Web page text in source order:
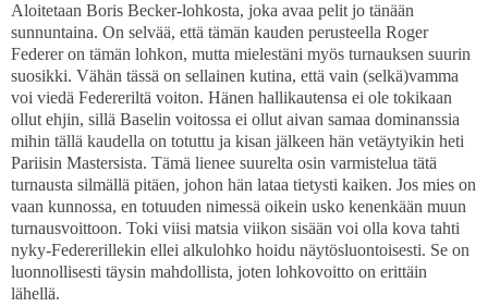
Aloitetaan Boris Becker-lohkosta, joka avaa pelit jo tänään
sunnuntaina. On selvää, että tämän kauden perusteella Roger
Federer on tämän lohkon, mutta mielestäni myös turnauksen suurin
suosikki. Vähän tässä on sellainen kutina, että vain (selkä)vamma
voi viedä Federeriltä voiton. Hänen hallikautensa ei ole tokikaan
ollut ehjin, sillä Baselin voitossa ei ollut aivan samaa dominanssia
mihin tällä kaudella on totuttu ja kisan jälkeen hän vetäytyikin heti
Pariisin Mastersista. Tämä lienee suurelta osin varmistelua tätä
turnausta silmällä pitäen, johon hän lataa tietysti kaiken. Jos mies on
vaan kunnossa, en totuuden nimessä oikein usko kenenkään muun
turnausvoittoon. Toki viisi matsia viikon sisään voi olla kova tahti
nyky-Federerillekin ellei alkulohko hoidu näytösluontoisesti. Se on
luonnollisesti täysin mahdollista, joten lohkovoitto on erittäin
lähellä.